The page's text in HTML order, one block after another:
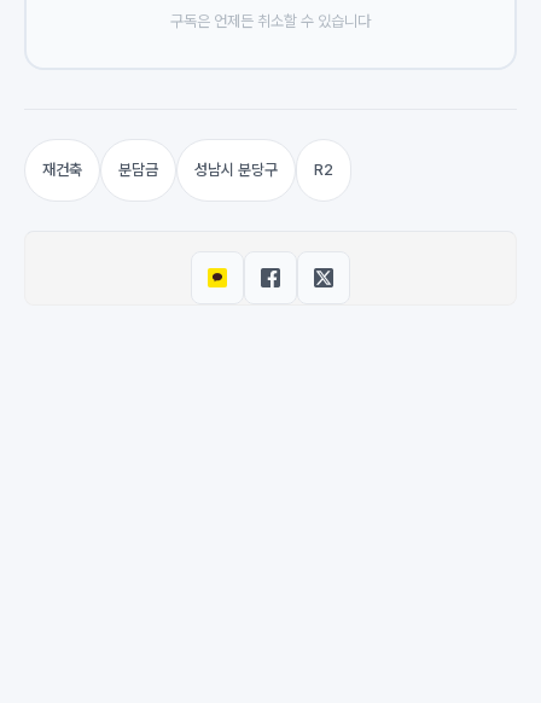
구독은 언제든 취소할 수 있습니다
재건축 분담금 성남시 분당구 R2